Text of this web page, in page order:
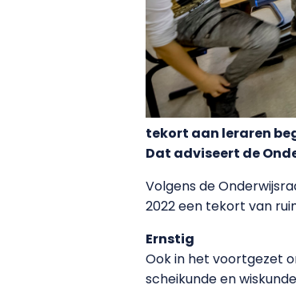
tekort aan leraren
Dat adviseert de
Volgens de
2022 een tekort van
Ernstig
Ook in het voortgezet
scheikunde en